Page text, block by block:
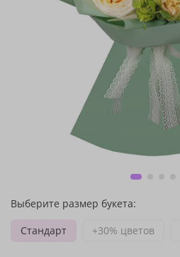
Выберите размер букета:
Стандарт
+30% цветов